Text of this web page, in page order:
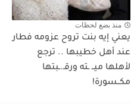
منذ بضع لحظات
يعني إيه بنت تروح عزومه فطار
عند أهل خطيبها .. ترجع
لأهلها ميــ ـته ورقـ.ـبتها
مكــسورة!